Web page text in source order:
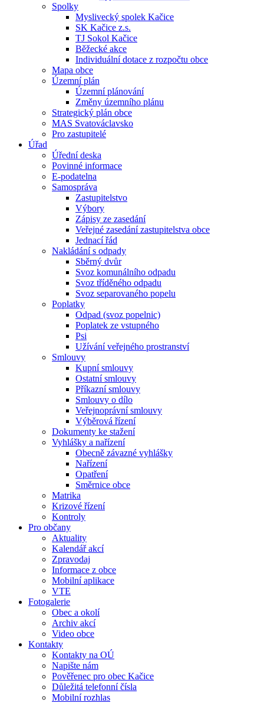
Spolky
Myslivecký spolek Kačice
SK Kačice z.s.
TJ Sokol Kačice
Běžecké akce
Individuální dotace z rozpočtu obce
Mapa obce
Územní plán
Územní plánování
Změny územního plánu
Strategický plán obce
MAS Svatováclavsko
Pro zastupitelé
Úřad
Úřední deska
Povinné informace
E-podatelna
Samospráva
Zastupitelstvo
Výbory
Zápisy ze zasedání
Veřejné zasedání zastupitelstva obce
Jednací řád
Nakládání s odpady
Sběrný dvůr
Svoz komunálního odpadu
Svoz tříděného odpadu
Svoz separovaného popelu
Poplatky
Odpad (svoz popelnic)
Poplatek ze vstupného
Psi
Užívání veřejného prostranství
Smlouvy
Kupní smlouvy
Ostatní smlouvy
Příkazní smlouvy
Smlouvy o dílo
Veřejnoprávní smlouvy
Výběrová řízení
Dokumenty ke stažení
Vyhlášky a nařízení
Obecně závazné vyhlášky
Nařízení
Opatření
Směrnice obce
Matrika
Krizové řízení
Kontroly
Pro občany
Aktuality
Kalendář akcí
Zpravodaj
Informace z obce
Mobilní aplikace
VTE
Fotogalerie
Obec a okolí
Archiv akcí
Video obce
Kontakty
Kontakty na OÚ
Napište nám
Pověřenec pro obec Kačice
Důležitá telefonní čísla
Mobilní rozhlas